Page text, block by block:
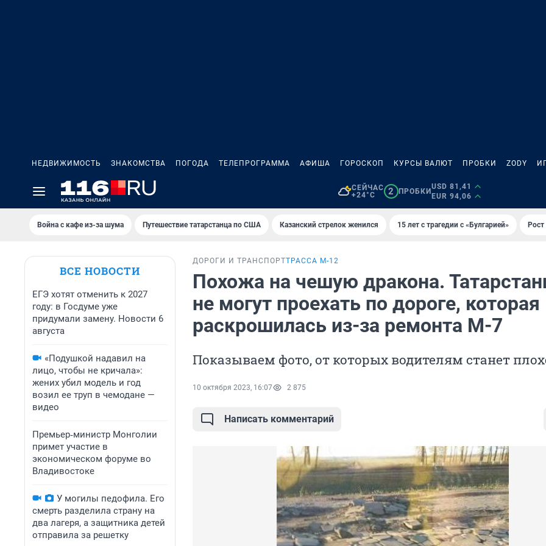
НЕДВИЖИМОСТЬ ЗНАКОМСТВА ПОГОДА ТЕЛЕПРОГРАММА АФИША ГОРОСКОП КУРСЫ ВАЛЮТ ПРОБКИ ZODY
СЕЙЧАС
+24°C
2 ПРОБКИ
USD 81,41
EUR 94,06
Война с кафе из-за шума Путешествие татарстанца по США Казанский стрелок женился 15 лет с трагедии с «Булгарией»
ВСЕ НОВОСТИ
ЕГЭ хотят отменить к 2027
году: в Госдуме уже
придумали замену. Новости 6
августа
«Подушкой надавил на
лицо, чтобы не кричала»:
жених убил модель и год
возил ее труп в чемодане —
видео
Премьер‑министр Монголии
примет участие в
экономическом форуме во
Владивостоке
У могилы педофила. Его
смерть разделила страну на
два лагеря, а защитника детей
отправила за решетку
ДОРОГИ И ТРАНСПОРТТРАССА М-12
Похожа на чешую дракона.
не могут проехать по дороге, которая
раскрошилась из-за ремонта М-7
Показываем фото, от которых водителям станет
10 октября 2023, 16:07 2 875
Написать комментарий